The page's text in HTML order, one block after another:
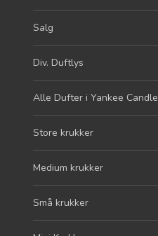
Salg
Div. Duftlys
Alle Dufter i Yankee Candle
Store krukker
Medium krukker
Små krukker